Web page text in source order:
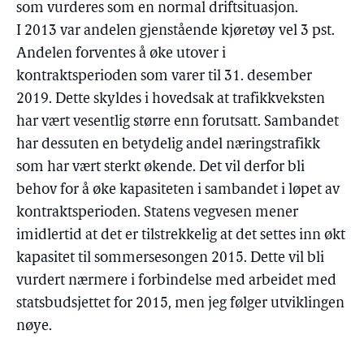
som vurderes som en normal driftsituasjon.
I 2013 var andelen gjenstående kjøretøy vel 3 pst.
Andelen forventes å øke utover i
kontraktsperioden som varer til 31. desember
2019. Dette skyldes i hovedsak at trafikkveksten
har vært vesentlig større enn forutsatt. Sambandet
har dessuten en betydelig andel næringstrafikk
som har vært sterkt økende. Det vil derfor bli
behov for å øke kapasiteten i sambandet i løpet av
kontraktsperioden. Statens vegvesen mener
imidlertid at det er tilstrekkelig at det settes inn økt
kapasitet til sommersesongen 2015. Dette vil bli
vurdert nærmere i forbindelse med arbeidet med
statsbudsjettet for 2015, men jeg følger utviklingen
nøye.